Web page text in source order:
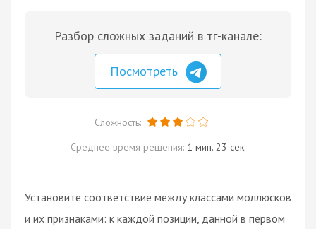
Разбор сложных заданий в тг-канале:
Посмотреть
Сложность:
Среднее время решения: 1 мин. 23 сек.
Установите соответствие между классами моллюсков
и их признаками: к каждой позиции, данной в первом